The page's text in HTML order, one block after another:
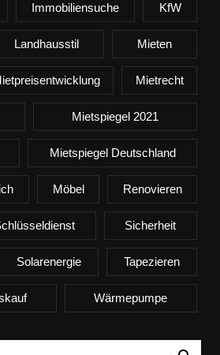
Immobiliensuche KfW
Landhausstil Mieten
Mietrecht
Mietspiegel 2021
Mietspiegel Deutschland
Möbel Renovieren
Sicherheit
Solarenergie Tapezieren
Wärmepumpe